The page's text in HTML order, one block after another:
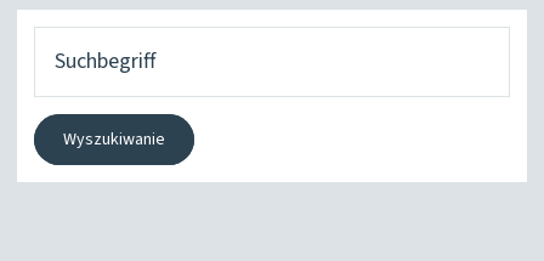
szukasz?
Wyszukiwanie